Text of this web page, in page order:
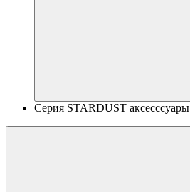
Серия STARDUST аксесссуары